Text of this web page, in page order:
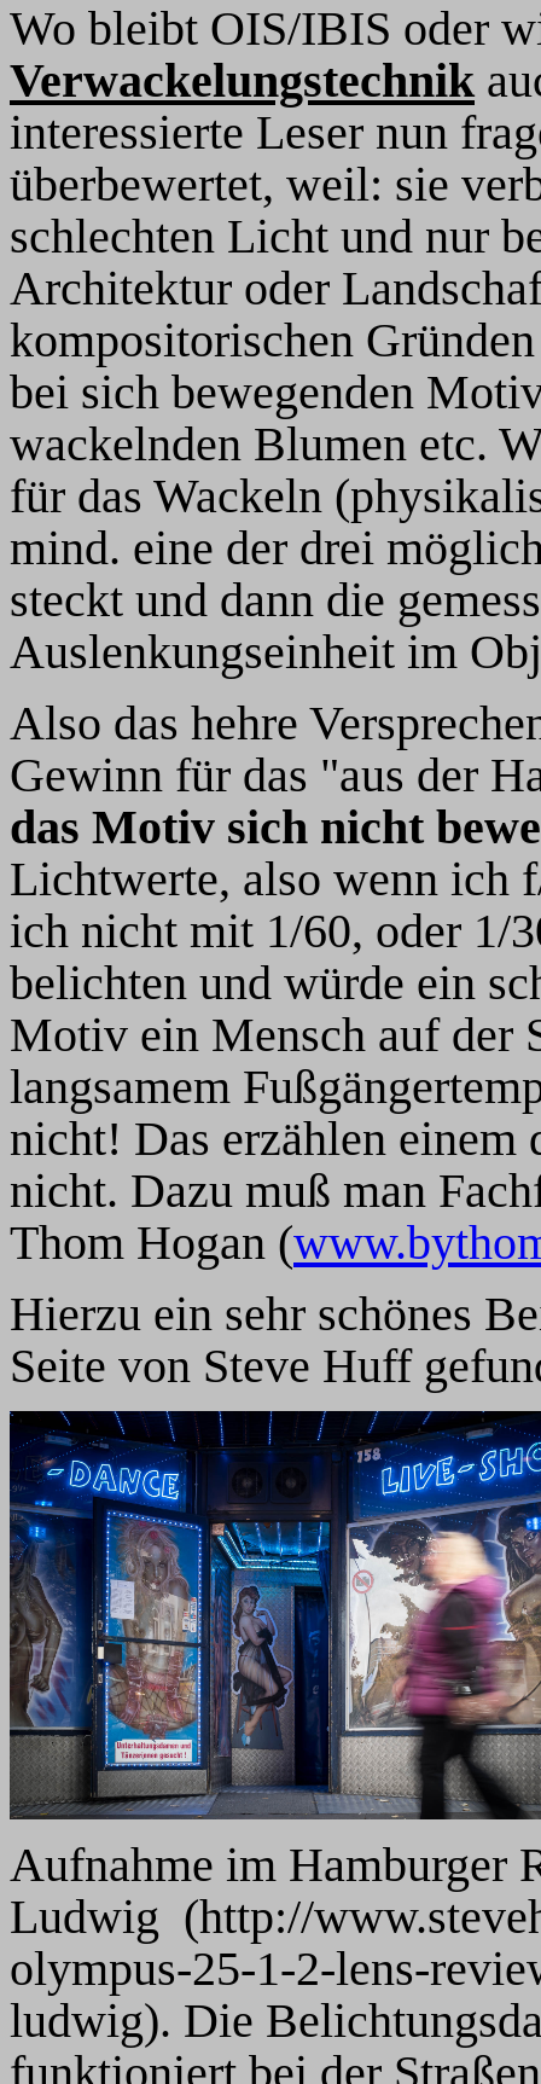
Wo bleibt OIS/IBIS oder
Verwackelungstechnik
interessierte Leser nun
überbewertet, weil: sie
schlechten Licht und nur
Architektur oder
kompositorischen
bei sich bewegenden
wackelnden Blumen etc.
für das Wackeln
mind. eine der drei
steckt und dann die
Auslenkungseinheit im
Also das hehre
Gewinn für das "aus der
das Motiv sich nicht
Lichtwerte, also wenn ich
ich nicht mit 1/60, oder 1/
belichten und würde ein
Motiv ein Mensch auf der
langsamem
nicht! Das erzählen einem
nicht. Dazu muß man
Thom Hogan (
Hierzu ein sehr schönes
Seite von Steve Huff
Aufnahme im Hamburger
Ludwig (http://
olympus-25-1-2-lens-
ludwig). Die
funktioniert bei der